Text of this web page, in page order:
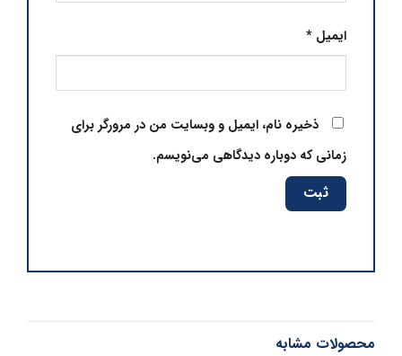
ایمیل*
ذخیره نام، ایمیل و وبسایت من در مرورگر برای
زمانی که دوباره دیدگاهی می‌نویسم.
محصولات مشابه